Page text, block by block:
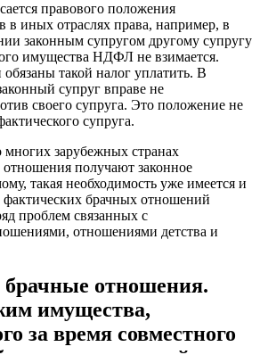
правового положения
в иных отраслях права, например, в
законным супругом другому супругу
имущества НДФЛ не взимается.
такой налог уплатить. В
супруг вправе не
своего супруга. Это положение не
супруга.
зарубежных странах
получают законное
такая необходимость уже имеется и
фактических брачных отношений
проблем связанных с
отношениями детства и
отношения.
имущества,
за время совместного